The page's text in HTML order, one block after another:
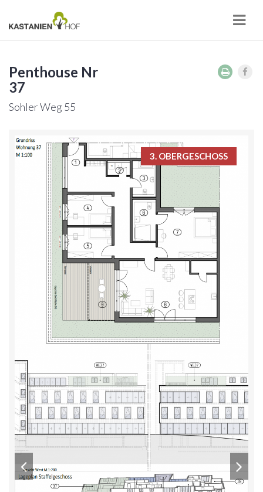
Penthouse Nr
37
Sohler Weg 55
3. OBERGESCHOSS